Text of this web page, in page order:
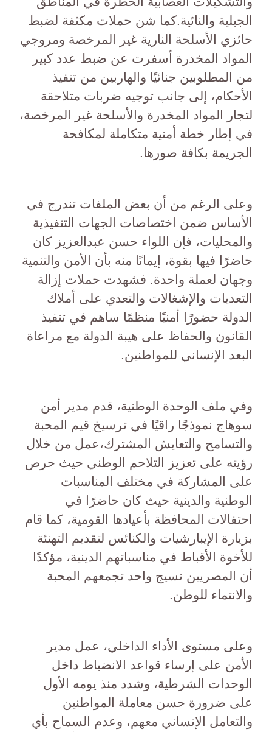
الجبلية والنائية.كما شن حملات مكثفة لضبط
حائزي الأسلحة النارية غير المرخصة ومروجي
المواد المخدرة أسفرت عن ضبط عدد كبير
من المطلوبين جنائيًا والهاربين من تنفيذ
الأحكام، إلى جانب توجيه ضربات متلاحقة
لتجار المواد المخدرة والأسلحة غير المرخصة،
في إطار خطة أمنية متكاملة لمكافحة
الجريمة بكافة صورها.
وعلى الرغم من أن بعض الملفات تندرج في
الأساس ضمن اختصاصات الجهات التنفيذية
والمحليات، فإن اللواء حسن عبدالعزيز كان
حاضرًا فيها بقوة، إيمانًا منه بأن الأمن والتنمية
وجهان لعملة واحدة. فشهدت حملات إزالة
التعديات والإشغالات والتعدي على أملاك
الدولة حضورًا أمنيًا منظمًا ساهم في تنفيذ
القانون والحفاظ على هيبة الدولة مع مراعاة
البعد الإنساني للمواطنين.
وفي ملف الوحدة الوطنية، قدم مدير أمن
سوهاج نموذجًا راقيًا في ترسيخ قيم المحبة
والتسامح والتعايش المشترك،عمل من خلال
رؤيته على تعزيز التلاحم الوطني حيث حرص
على المشاركة في مختلف المناسبات
الوطنية والدينية حيث كان حاضرًا في
احتفالات المحافظة بأعيادها القومية، كما قام
بزيارة الإيبارشيات والكنائس لتقديم التهنئة
للأخوة الأقباط في مناسباتهم الدينية، مؤكدًا
أن المصريين نسيج واحد تجمعهم المحبة
والانتماء للوطن.
وعلى مستوى الأداء الداخلي، عمل مدير
الأمن على إرساء قواعد الانضباط داخل
الوحدات الشرطية، وشدد منذ يومه الأول
على ضرورة حسن معاملة المواطنين
والتعامل الإنساني معهم، وعدم السماح بأي